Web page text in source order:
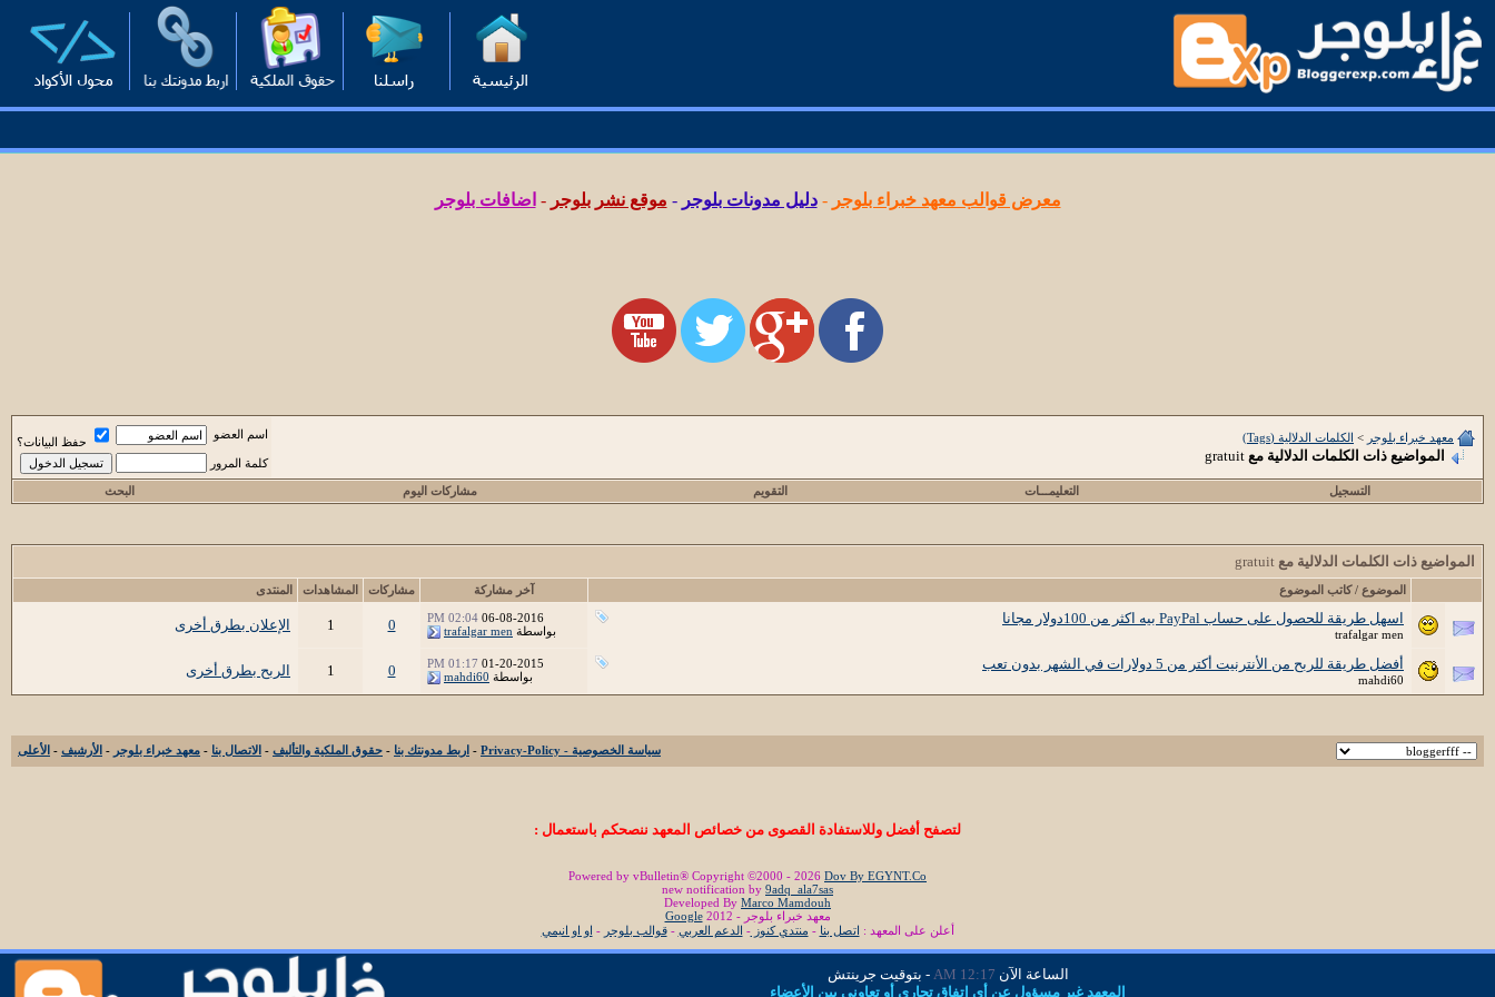
معرض قوالب معهد خبراء بلوجر -دليل مدونات بلوجر - موقع نشر بلوجر - اضافات بلوجر
معهد خبراء بلوجر > الكلمات الدلالية (Tags)
المواضيع ذات الكلمات الدلالية مع gratuit
اسم العضو
حفظ البيانات؟
كلمة المرور
التسجيل التعليمـــات التقويم مشاركات اليوم البحث
المواضيع ذات الكلمات الدلالية مع gratuit
الموضوع / كاتب الموضوع آخر مشاركة مشاركات المشاهدات المنتدى
اسهل طريقة للحصول على حساب PayPal بيه اكثر من 100دولار مجانا
trafalgar men
06-08-2016
02:04 PM
بواسطة trafalgar men
0
1 الإعلان بطرق أخرى
أفضل طريقة للربح من الأنترنيت أكتر من 5 دولارات في الشهر بدون تعب
mahdi60
01-20-2015
01:17 PM
بواسطة mahdi60
0
1 الربح بطرق أخرى
سياسة الخصوصية - Privacy-Policy - اربط مدونتك بنا - حقوق الملكية والتأليف - الاتصال بنا - معهد خبراء بلوجر - الأرشيف - الأعلى
لتصفح أفضل وللاستفادة القصوى من خصائص المعهد ننصحكم باستعمال :
Powered by vBulletin® Copyright ©2000 - 2026 Dov By EGYNT.Co
new notification by 9adq_ala7sas
Developed By Marco Mamdouh
معهد خبراء بلوجر - 2012
Google
أعلن على المعهد : اتصل بنا - منتدي كنوز- الدعم العربي -قوالب بلوجر - او او انيمي
الساعة الآن 12:17 AM
- بتوقيت جرينتش
المعهد غير مسؤول عن أي اتفاق تجاري أو تعاوني بين الأعضاء